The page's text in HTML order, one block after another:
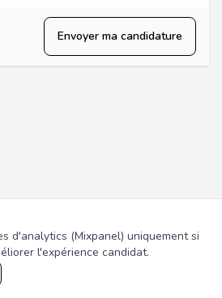
Envoyer ma candidature
d'analytics (Mixpanel) uniquement si
l'expérience candidat.